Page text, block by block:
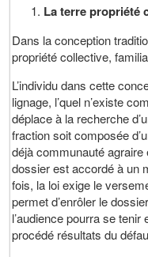
La terre propriété
Dans la conception
propriété collective,
L’individu dans cette
lignage, l’quel n’existe
déplace à la recherche
fraction soit composée
déjà communauté
dossier est accordé à un
fois, la loi exige le
permet d’enrôler le
l’audience pourra se
procédé résultats du